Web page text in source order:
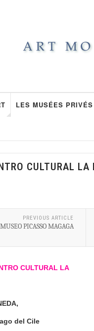
LES MUSÉES PRIVÉS
CULTURAL LA
PREVIOUS ARTICLE
PICASSO MAGAGA
del Cile